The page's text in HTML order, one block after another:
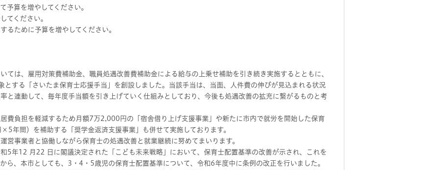
予算を増やしてください。
てください。
るために予算を増やしてください。
ては、雇用対策費補助金、職員処遇改善費補助金による給与の上乗せ補助を引き続き実施するとともに、
とする「さいたま保育士応援手当」を創設しました。当該手当は、当面、人件費の伸びが見込まれる状況
と連動して、毎年度手当額を引き上げていく仕組みとしており、今後も処遇改善の拡充に繋がるものと考
費負担を軽減するため月額7万2,000円の「宿舎借り上げ支援事業」や新たに市内で就労を開始した保育
年間）を補助する「奨学金返済支援事業」も併せて実施しております。
営事業者と協働しながら保育士の処遇改善と就業継続に努めてまいります。
5年12 月22 日に閣議決定された「こども未来戦略」において、保育士配置基準の改善が示され、これを
ら、本市としても、3・4・5歳児の保育士配置基準について、令和6年度中に条例の改正を行いました。